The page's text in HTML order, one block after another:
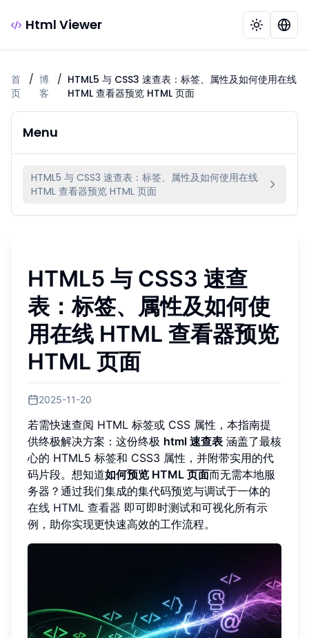
Html Viewer
首
页
/ 博
客
/ HTML5 与 CSS3 速查表：标签、属性及如何使用在线
HTML 查看器预览 HTML 页面
Menu
HTML5 与 CSS3 速查表：标签、属性及如何使用在线
HTML 查看器预览 HTML 页面
HTML5 与 CSS3 速查
表：标签、属性及如何使
用在线 HTML 查看器预览
HTML 页面
2025-11-20
若需快速查阅 HTML 标签或 CSS 属性，本指南提
供终极解决方案：这份终极 html 速查表 涵盖了最核
心的 HTML5 标签和 CSS3 属性，并附带实用的代
码片段。想知道如何预览 HTML 页面而无需本地服
务器？通过我们集成的集代码预览与调试于一体的
在线 HTML 查看器 即可即时测试和可视化所有示
例，助你实现更快速高效的工作流程。